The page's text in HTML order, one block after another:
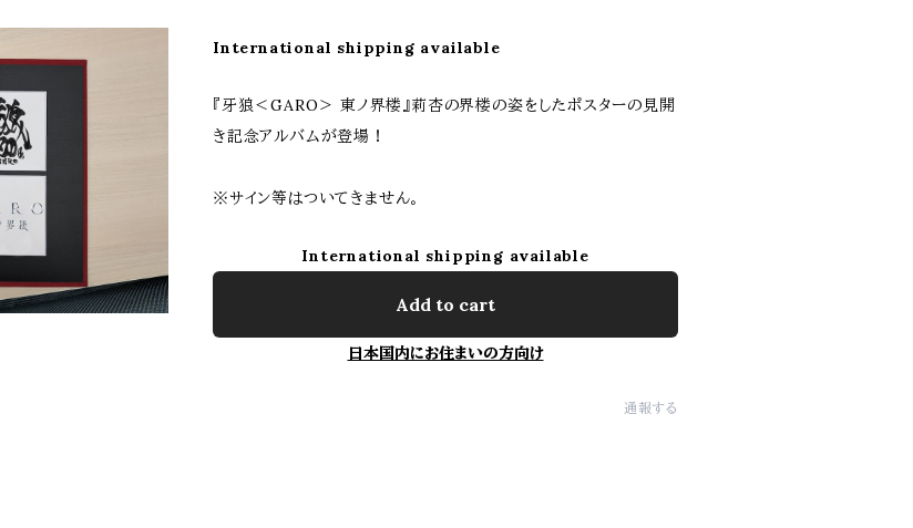
International shipping available
『牙狼＜GARO＞ 東ノ界楼』莉杏の界楼の姿をしたポスターの見開
き記念アルバムが登場！
※サイン等はついてきません。
International shipping available
Add to cart
日本国内にお住まいの方向け
通報する